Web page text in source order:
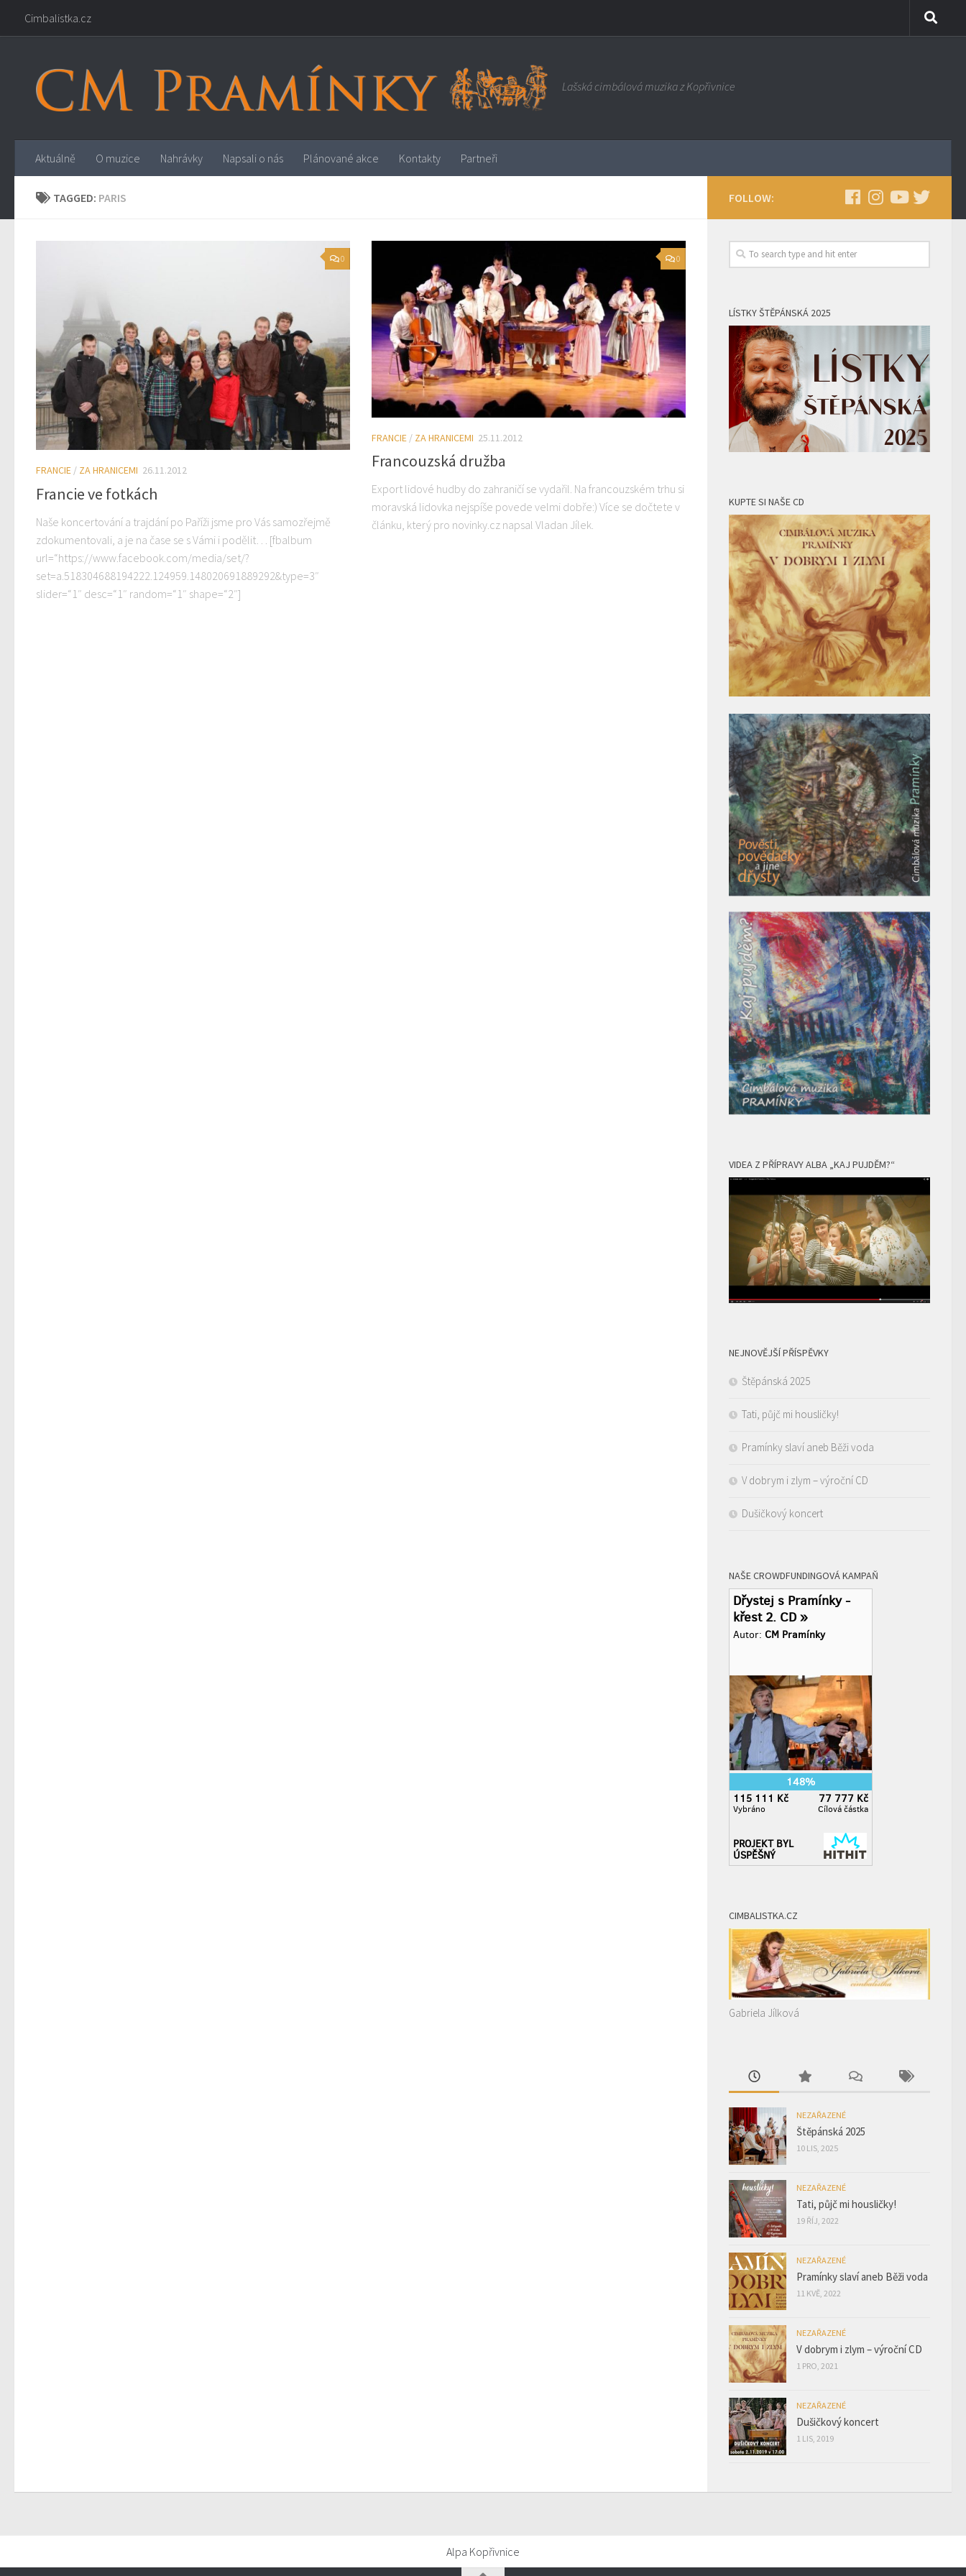
Cimbalistka.cz
Lašská cimbálová muzika z Kopřivnice
Aktuálně O muzice Nahrávky Napsali o nás Plánované akce Kontakty Partneři
TAGGED: PARIS
0
FRANCIE / ZA HRANICEMI 26.11.2012
Francie ve fotkách
Naše koncertování a trajdání po Paříži jsme pro Vás samozřejmě
zdokumentovali, a je na čase se s Vámi i podělit… [fbalbum
url=“https://www.facebook.com/media/set/?
set=a.518304688194222.124959.148020691889292&type=3″
slider=“1″ desc=“1″ random=“1″ shape=“2″]
0
FRANCIE / ZA HRANICEMI 25.11.2012
Francouzská družba
Export lidové hudby do zahraničí se vydařil. Na francouzském trhu si
moravská lidovka nejspíše povede velmi dobře:) Více se dočtete v
článku, který pro novinky.cz napsal Vladan Jílek.
FOLLOW:
LÍSTKY ŠTĚPÁNSKÁ 2025
KUPTE SI NAŠE CD
VIDEA Z PŘÍPRAVY ALBA „KAJ PUJDĚM?“
NEJNOVĚJŠÍ PŘÍSPĚVKY
Štěpánská 2025
Tati, půjč mi housličky!
Pramínky slaví aneb Běži voda
V dobrym i zlym – výroční CD
Dušičkový koncert
NAŠE CROWDFUNDINGOVÁ KAMPAŇ
CIMBALISTKA.CZ
Gabriela Jílková
NEZAŘAZENÉ
Štěpánská 2025
10 LIS, 2025
NEZAŘAZENÉ
Tati, půjč mi housličky!
19 ŘÍJ, 2022
NEZAŘAZENÉ
Pramínky slaví aneb Běži voda
11 KVĚ, 2022
NEZAŘAZENÉ
V dobrym i zlym – výroční CD
1 PRO, 2021
NEZAŘAZENÉ
Dušičkový koncert
1 LIS, 2019
Alpa Kopřivnice